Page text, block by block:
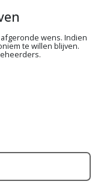
wens. Indien
te willen blijven.